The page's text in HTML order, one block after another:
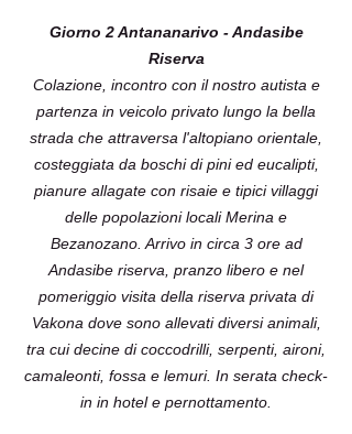
Giorno 2 Antananarivo - Andasibe
Riserva
Colazione, incontro con il nostro autista e
partenza in veicolo privato lungo la bella
strada che attraversa l'altopiano orientale,
costeggiata da boschi di pini ed eucalipti,
pianure allagate con risaie e tipici villaggi
delle popolazioni locali Merina e
Bezanozano. Arrivo in circa 3 ore ad
Andasibe riserva, pranzo libero e nel
pomeriggio visita della riserva privata di
Vakona dove sono allevati diversi animali,
tra cui decine di coccodrilli, serpenti, aironi,
camaleonti, fossa e lemuri. In serata check-
in in hotel e pernottamento.